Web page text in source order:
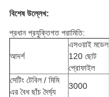
বিশেষ উল্লেখ:
প্রধান প্রযুক্তিগত পরামিতি:
আদর্শ
এসওয়াই মডেল
120 ​​ছোট
প্রোফাইল
সেটিং টেবিল / মিমি
এর বৈধ ছাঁচ দৈর্ঘ্য
3000